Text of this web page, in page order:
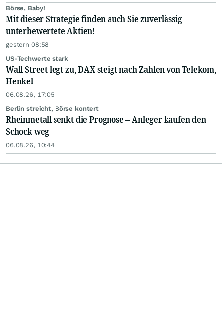
Börse, Baby!
Mit dieser Strategie finden auch Sie zuverlässig
unterbewertete Aktien!
gestern 08:58
US-Techwerte stark
Wall Street legt zu, DAX steigt nach Zahlen von Telekom,
Henkel
06.08.26, 17:05
Berlin streicht, Börse kontert
Rheinmetall senkt die Prognose – Anleger kaufen den
Schock weg
06.08.26, 10:44